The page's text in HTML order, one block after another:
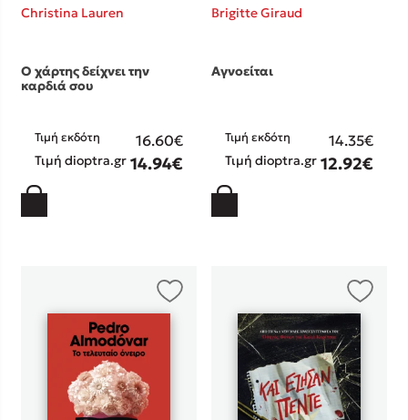
Christina Lauren
Ο χάρτης δείχνει την
καρδιά σου
Τιμή εκδότη 16.60€
Τιμή dioptra.gr 14.94€
Brigitte Giraud
Αγνοείται
Τιμή εκδότη 14.35€
Τιμή dioptra.gr 12.92€